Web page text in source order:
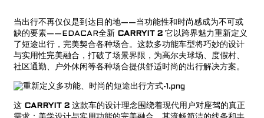
当出行不再仅仅是到达目的地——当功能性和时尚感成为不可或
缺的要素——EDACAR全新 CARRYIT 2它以跨界魅力重新定义
了短途出行，完美契合各种场合。这款多功能车型将巧妙的设计
与实用性完美融合，打破了场景界限，为高尔夫球场、度假村、
社区通勤、户外休闲等各种场合提供舒适时尚的出行解决方案。
这 CARRYIT 2这款车的设计理念围绕着现代用户对座驾的真正